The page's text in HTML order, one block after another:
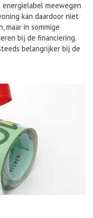
meewegen
kan daardoor niet
maar in sommige
bij de financiering.
belangrijker bij de